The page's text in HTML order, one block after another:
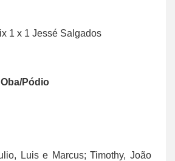
1 x 1 Jessé Salgados
Oba/Pódio
Luis e Marcus; Timothy, João